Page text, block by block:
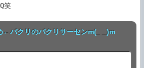
笑
←パクリのパクリサーセンm(_ _)m